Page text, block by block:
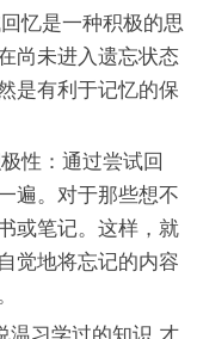
忆是一种积极的思
尚未进入遗忘状态
是有利于记忆的保
性：通过尝试回
遍。对于那些想不
或笔记。这样，就
觉地将忘记的内容
习学过的知识,才